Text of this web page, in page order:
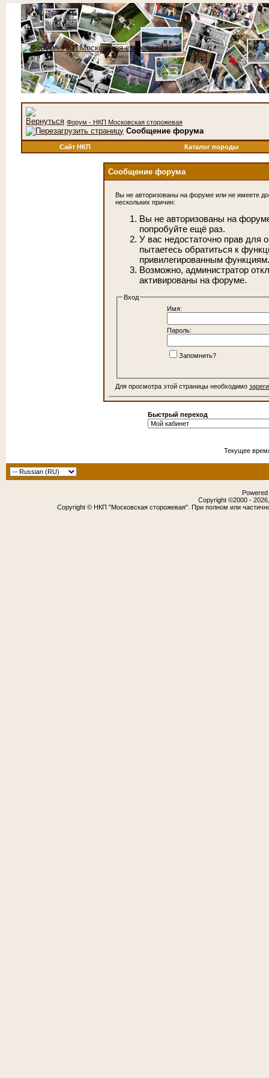
Форум - НКП Московская сторожевая
Сообщение форума
Сайт НКП Каталог породы
Сообщение форума
Вы не авторизованы на форуме или не имеете
нескольких причин:
Вы не авторизованы на
попробуйте ещё раз.
У вас недостаточно прав для
пытаетесь обратиться к
привилегированным функциям.
Возможно, администратор
активированы на форуме.
Вход
Имя:
Пароль:
Запомнить?
Для просмотра этой страницы необходимо
Быстрый переход
Текущее
Copyright ©2000 -
Copyright © НКП "Московская сторожевая". При полном или